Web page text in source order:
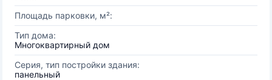
Площадь парковки, м²:
Тип дома:
Многоквартирный дом
Серия, тип постройки здания:
панельный